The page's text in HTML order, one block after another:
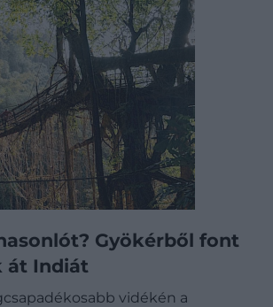
Gyökérből font
át Indiát
vidékén a